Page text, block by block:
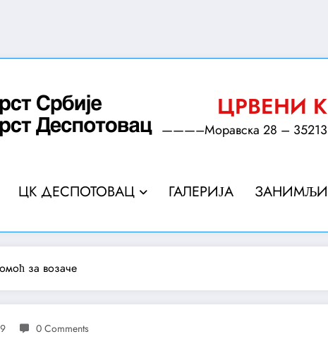
ЦРВЕНИ
———–Моравска 28 – 35213
ЦК ДЕСПОТОВАЦ ГАЛЕРИЈА
за возаче
0 Comments